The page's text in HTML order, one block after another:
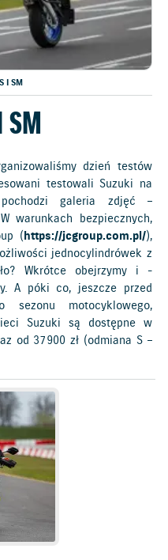
I SM
SM
dzień testów
testowali Suzuki na
galeria zdjęć –
warunkach bezpiecznych,
(https://jcgroup.com.pl/),
jednocylindrówek z
Wkrótce obejrzymy i -
A póki co, jeszcze przed
sezonu motocyklowego,
Suzuki są dostępne w
od 37 900 zł (odmiana S –